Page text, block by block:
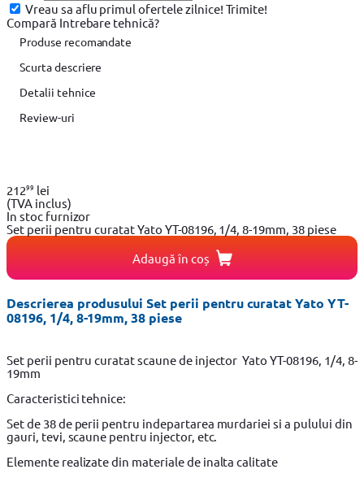
Vreau sa aflu primul ofertele zilnice! Trimite!
Compară Intrebare tehnică?
Produse recomandate
Scurta descriere
Detalii tehnice
Review-uri
21299 lei
(TVA inclus)
In stoc furnizor
Set perii pentru curatat Yato YT-08196, 1/4, 8-19mm, 38 piese
Adaugă în coș
Descrierea produsului Set perii pentru curatat Yato YT-
08196, 1/4, 8-19mm, 38 piese
Set perii pentru curatat scaune de injector Yato YT-08196, 1/4, 8-
19mm
Caracteristici tehnice:
Set de 38 de perii pentru indepartarea murdariei si a pulului din
gauri, tevi, scaune pentru injector, etc.
Elemente realizate din materiale de inalta calitate